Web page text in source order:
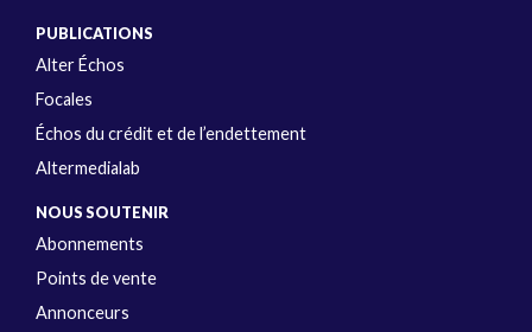
PUBLICATIONS
Alter Échos
Focales
Échos du crédit et de l’endettement
Altermedialab
NOUS SOUTENIR
Abonnements
Points de vente
Annonceurs